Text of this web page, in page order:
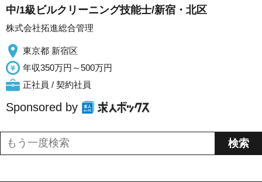
中/1級ビルクリーニング技能士/新宿・北区
株式会社拓進総合管理
東京都 新宿区
年収350万円～500万円
正社員 / 契約社員
Sponsored by